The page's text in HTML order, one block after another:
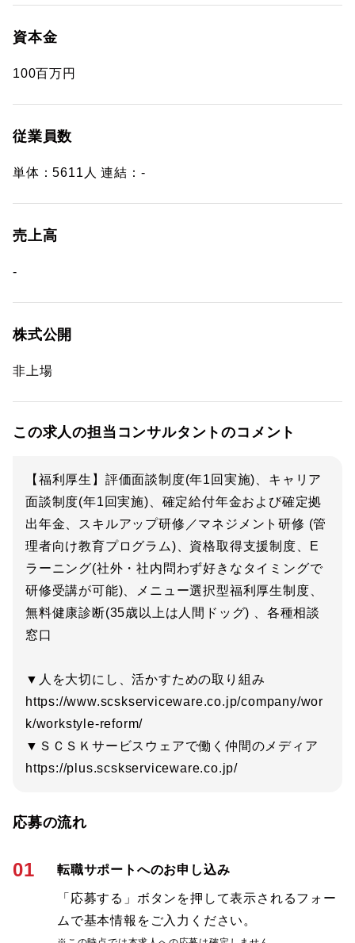
資本金
100百万円
従業員数
単体：5611人 連結：-
売上高
-
株式公開
非上場
この求人の担当コンサルタントのコメント
【福利厚生】評価面談制度(年1回実施)、キャリア
面談制度(年1回実施)、確定給付年金および確定拠
出年金、スキルアップ研修／マネジメント研修 (管
理者向け教育プログラム)、資格取得支援制度、E
ラーニング(社外・社内問わず好きなタイミングで
研修受講が可能)、メニュー選択型福利厚生制度、
無料健康診断(35歳以上は人間ドッグ) 、各種相談
窓口
▼人を大切にし、活かすための取り組み
https://www.scskserviceware.co.jp/company/wor
k/workstyle-reform/
▼ＳＣＳＫサービスウェアで働く仲間のメディア
https://plus.scskserviceware.co.jp/
応募の流れ
01 転職サポートへのお申し込み
「応募する」ボタンを押して表示されるフォー
ムで基本情報をご入力ください。